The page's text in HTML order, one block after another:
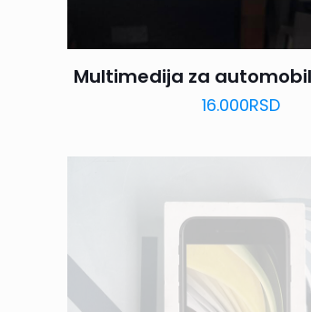
Multimedija za
16.000RSD